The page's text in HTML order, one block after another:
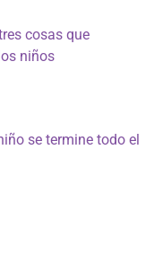
cosas que
niños
se termine todo el